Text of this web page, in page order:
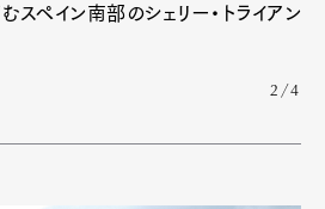
スペイン南部のシェリー・トライアン
2/4